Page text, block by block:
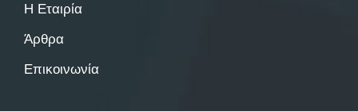
Η Εταιρία
Άρθρα
Επικοινωνία